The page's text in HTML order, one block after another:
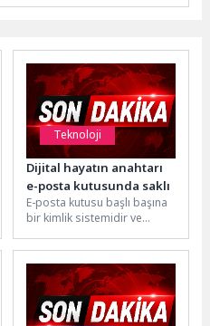
Teknoloji
Dijital hayatın anahtarı
e-posta kutusunda saklı
E-posta kutusu başlı başına
bir kimlik sistemidir ve
fazla bilgi barındırır. Kişisel
veya iş...